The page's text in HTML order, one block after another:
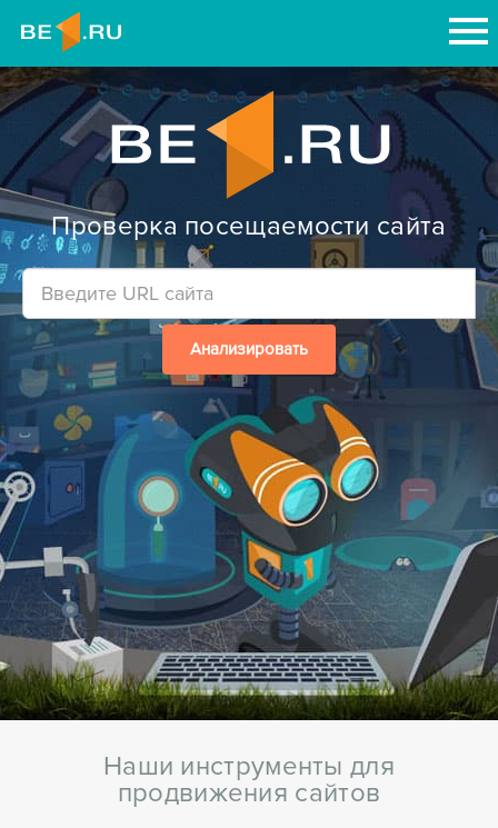
Проверка посещаемости сайта
Анализировать
Наши инструменты для
продвижения сайтов